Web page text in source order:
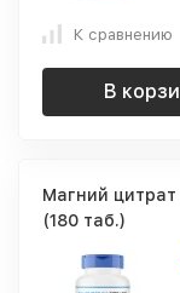
К сравнению
В
Магний
(180 таб.)